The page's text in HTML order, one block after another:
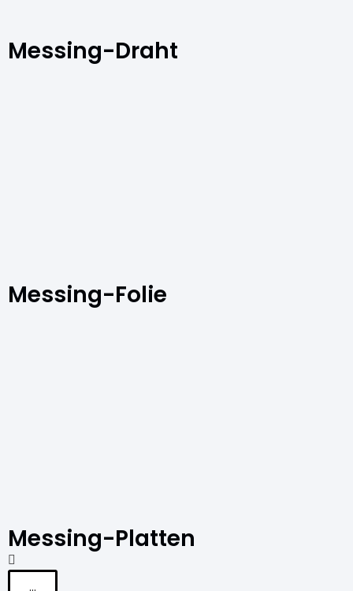
Messing-Draht
Messing-Folie
Messing-Platten
...